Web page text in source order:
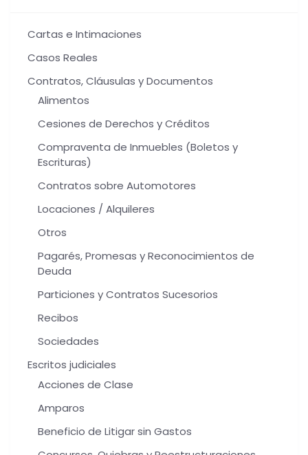
Cartas e Intimaciones
Casos Reales
Contratos, Cláusulas y Documentos
Alimentos
Cesiones de Derechos y Créditos
Compraventa de Inmuebles (Boletos y
Escrituras)
Contratos sobre Automotores
Locaciones / Alquileres
Otros
Pagarés, Promesas y Reconocimientos de
Deuda
Particiones y Contratos Sucesorios
Recibos
Sociedades
Escritos judiciales
Acciones de Clase
Amparos
Beneficio de Litigar sin Gastos